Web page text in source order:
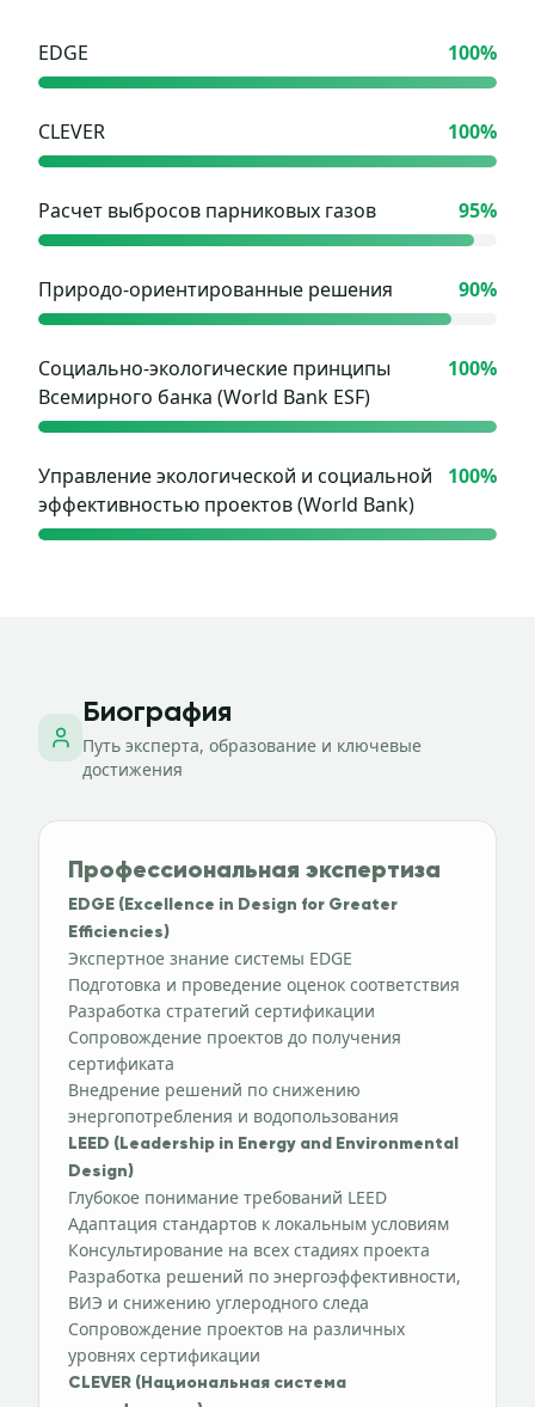
EDGE 100%
CLEVER 100%
Расчет выбросов парниковых газов 95%
Природо-ориентированные решения 90%
Социально-экологические принципы
Всемирного банка (World Bank ESF)
100%
Управление экологической и социальной
эффективностью проектов (World Bank)
100%
Биография
Путь эксперта, образование и ключевые
достижения
Профессиональная экспертиза
EDGE (Excellence in Design for Greater
Efficiencies)
Экспертное знание системы EDGE
Подготовка и проведение оценок соответствия
Разработка стратегий сертификации
Сопровождение проектов до получения
сертификата
Внедрение решений по снижению
энергопотребления и водопользования
LEED (Leadership in Energy and Environmental
Design)
Глубокое понимание требований LEED
Адаптация стандартов к локальным условиям
Консультирование на всех стадиях проекта
Разработка решений по энергоэффективности,
ВИЭ и снижению углеродного следа
Сопровождение проектов на различных
уровнях сертификации
CLEVER (Национальная система